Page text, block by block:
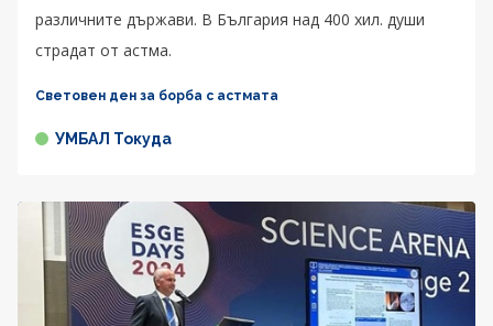
различните държави. В България над 400 хил. души
страдат от астма.
Световен ден за борба с астмата
УМБАЛ Токуда